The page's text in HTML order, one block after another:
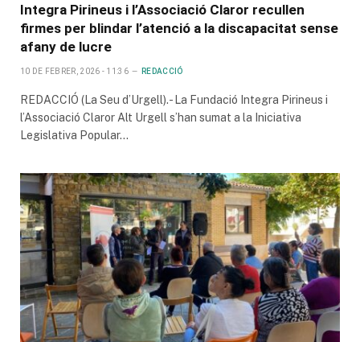
Integra Pirineus i l’Associació Claror recullen
firmes per blindar l’atenció a la discapacitat sense
afany de lucre
10 DE FEBRER, 2026 - 11:36 REDACCIÓ
REDACCIÓ (La Seu d’Urgell).- La Fundació Integra Pirineus i
l’Associació Claror Alt Urgell s’han sumat a la Iniciativa
Legislativa Popular…